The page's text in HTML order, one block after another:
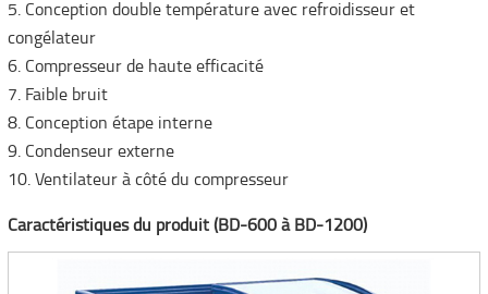
5. Conception double température avec refroidisseur et
congélateur
6. Compresseur de haute efficacité
7. Faible bruit
8. Conception étape interne
9. Condenseur externe
10. Ventilateur à côté du compresseur
Caractéristiques du produit (BD-600 à BD-1200)